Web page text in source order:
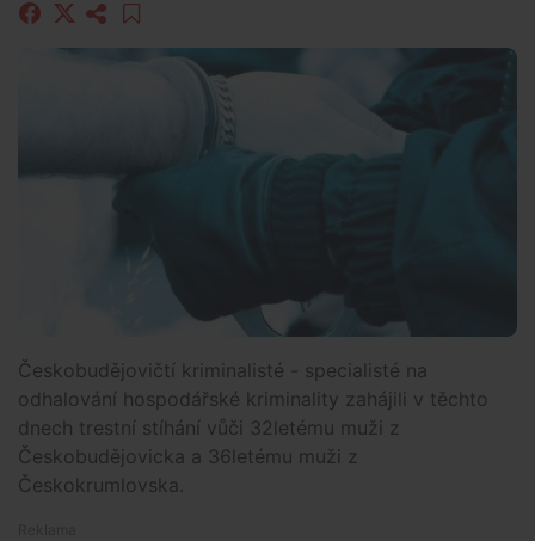
Českobudějovičtí kriminalisté - specialisté na
odhalování hospodářské kriminality zahájili v těchto
dnech trestní stíhání vůči 32letému muži z
Českobudějovicka a 36letému muži z
Českokrumlovska.